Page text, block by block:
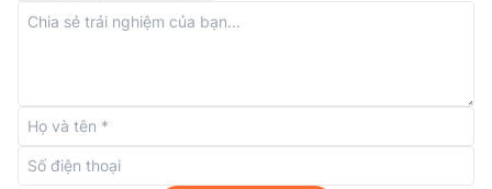
Giặt sạch hơn 15% với chế độ giặt siêu
NA-F10S10BRV được trang bị
chế độ giặt siêu sạch với các quy trình ngâm tăng
cường và xoay đảo mạnh mẽ giúp loại bỏ vết bẩn
cứng đầu. Từ đó, tăng hiệu quả giặt sạch lên tới 15%